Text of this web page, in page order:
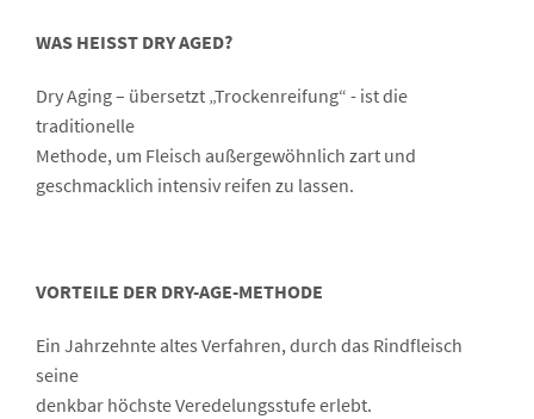
WAS HEISST DRY AGED?
Dry Aging – übersetzt „Trockenreifung“ - ist die
traditionelle
Methode, um Fleisch außergewöhnlich zart und
geschmacklich intensiv reifen zu lassen.
VORTEILE DER DRY-AGE-METHODE
Ein Jahrzehnte altes Verfahren, durch das Rindfleisch
seine
denkbar höchste Veredelungsstufe erlebt.